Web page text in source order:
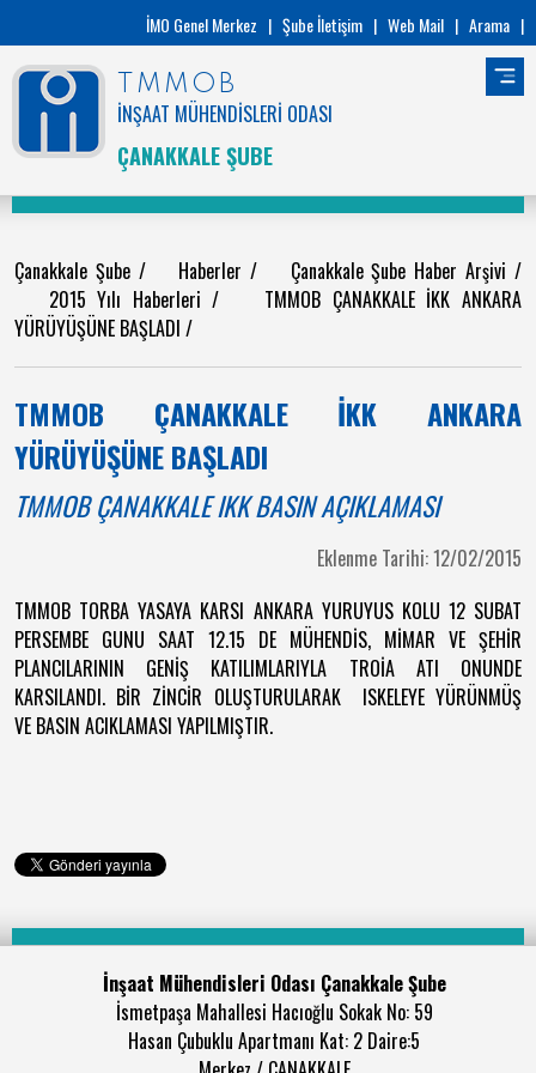
İMO Genel Merkez | Şube İletişim | Web Mail | Arama |
TMMOB
İNŞAAT MÜHENDİSLERİ ODASI
ÇANAKKALE ŞUBE
Çanakkale Şube / Haberler/ Çanakkale Şube Haber Arşivi/
2015 Yılı Haberleri/ TMMOB ÇANAKKALE İKK ANKARA
YÜRÜYÜŞÜNE BAŞLADI /
TMMOB ÇANAKKALE İKK ANKARA
YÜRÜYÜŞÜNE BAŞLADI
TMMOB ÇANAKKALE IKK BASIN AÇIKLAMASI
Eklenme Tarihi: 12/02/2015
TMMOB TORBA YASAYA KARSI ANKARA YURUYUS KOLU 12 SUBAT
PERSEMBE GUNU SAAT 12.15 DE MÜHENDİS, MİMAR VE ŞEHİR
PLANCILARININ GENİŞ KATILIMLARIYLA TROİA ATI ONUNDE
KARSILANDI. BİR ZİNCİR OLUŞTURULARAK ISKELEYE YÜRÜNMÜŞ
VE BASIN ACIKLAMASI YAPILMIŞTIR.
İnşaat Mühendisleri Odası Çanakkale Şube
İsmetpaşa Mahallesi Hacıoğlu Sokak No: 59
Hasan Çubuklu Apartmanı Kat: 2 Daire:5